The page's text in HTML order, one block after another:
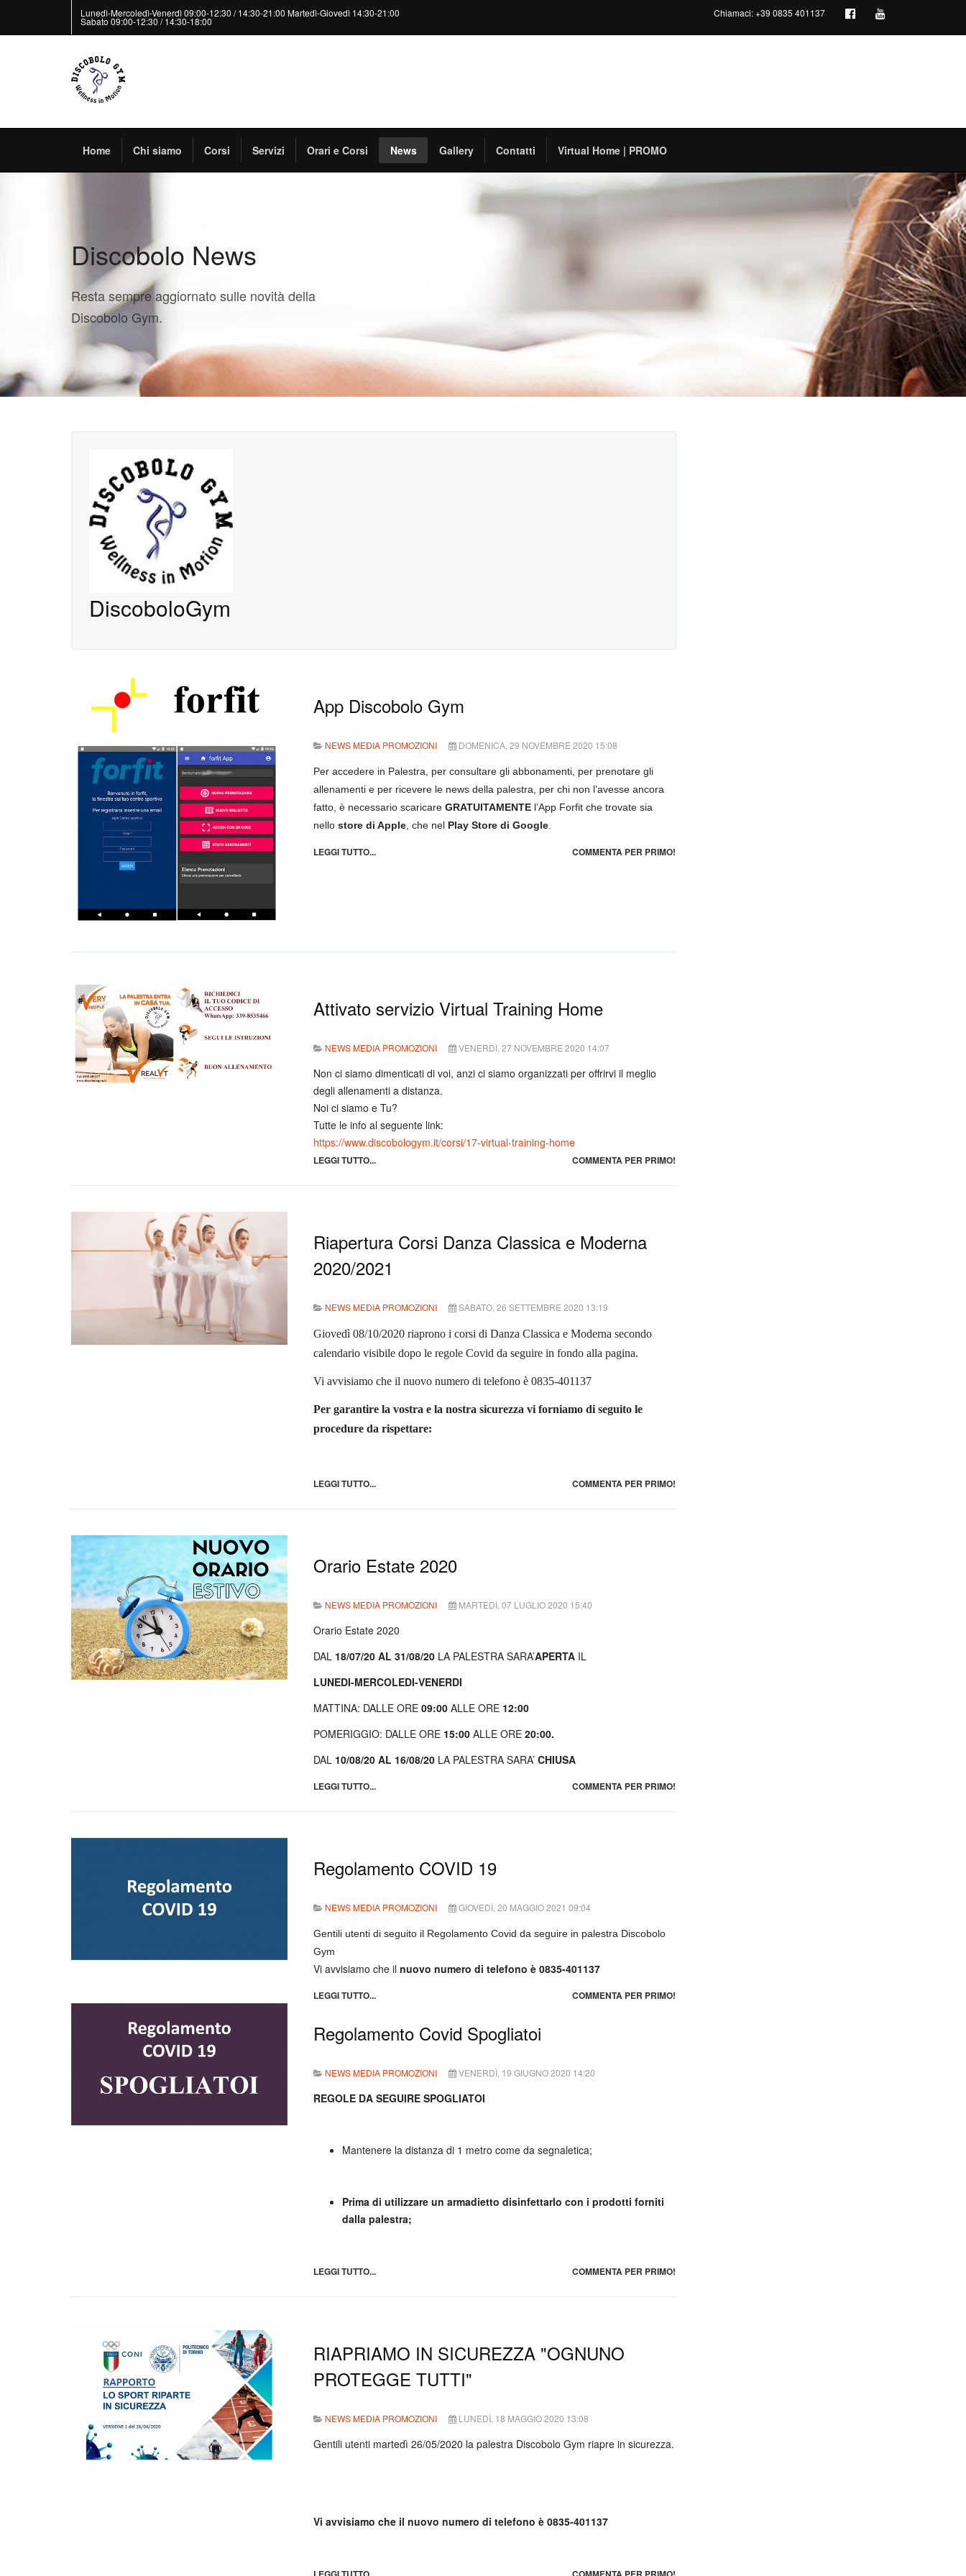
Lunedì-Mercoledì-Venerdì 09:00-12:30 / 14:30-21:00 Martedì-Giovedì 14:30-21:00
Sabato 09:00-12:30 / 14:30-18:00
Chiamaci:+39 0835 401137
Home Chi siamo Corsi Servizi Orari e Corsi News Gallery Contatti Virtual Home | PROMO
Discobolo News
Resta sempre aggiornato sulle novità della
Discobolo Gym.
DiscoboloGym
App Discobolo Gym
NEWS MEDIA PROMOZIONI DOMENICA, 29 NOVEMBRE 2020 15:08
Per accedere in Palestra, per consultare gli abbonamenti, per prenotare gli
allenamenti e per ricevere le news della palestra, per chi non l’avesse ancora
fatto, è necessario scaricare GRATUITAMENTEl’App Forfit che trovate sia
nello store di Apple, che nel Play Store di Google.
COMMENTA PER PRIMO!
LEGGI TUTTO...
Attivato servizio Virtual Training Home
NEWS MEDIA PROMOZIONI VENERDÌ, 27 NOVEMBRE 2020 14:07
Non ci siamo dimenticati di voi, anzi ci siamo organizzati per offrirvi il meglio
degli allenamenti a distanza.
Noi ci siamo e Tu?
Tutte le info al seguente link:
https://www.discobologym.it/corsi/17-virtual-training-home
COMMENTA PER PRIMO!
LEGGI TUTTO...
Riapertura Corsi Danza Classica e Moderna
2020/2021
NEWS MEDIA PROMOZIONI SABATO, 26 SETTEMBRE 2020 13:19
Giovedì 08/10/2020 riaprono i corsi di Danza Classica e Moderna secondo
calendario visibile dopo le regole Covid da seguire in fondo alla pagina.
Vi avvisiamo che il nuovo numero di telefono è 0835-401137
Per garantire la vostra e la nostra sicurezza vi forniamo di seguito le
procedure da rispettare:
COMMENTA PER PRIMO!
LEGGI TUTTO...
Orario Estate 2020
NEWS MEDIA PROMOZIONI MARTEDÌ, 07 LUGLIO 2020 15:40
Orario Estate 2020
DAL 18/07/20 AL 31/08/20 LA PALESTRA SARA’APERTAIL
LUNEDI-MERCOLEDI-VENERDI
MATTINA: DALLE ORE 09:00ALLE ORE 12:00
POMERIGGIO: DALLE ORE 15:00ALLE ORE 20:00.
DAL 10/08/20 AL 16/08/20LA PALESTRA SARA’ CHIUSA
COMMENTA PER PRIMO!
LEGGI TUTTO...
Regolamento COVID 19
NEWS MEDIA PROMOZIONI GIOVEDÌ, 20 MAGGIO 2021 09:04
Gentili utenti di seguito il Regolamento Covid da seguire in palestra Discobolo
Gym
Vi avvisiamo che il nuovo numero di telefono è 0835-401137
COMMENTA PER PRIMO!
LEGGI TUTTO...
Regolamento Covid Spogliatoi
NEWS MEDIA PROMOZIONI VENERDÌ, 19 GIUGNO 2020 14:20
REGOLE DA SEGUIRE SPOGLIATOI
Mantenere la distanza di 1 metro come da segnaletica;
Prima di utilizzare un armadietto disinfettarlo con i prodotti forniti
dalla palestra;
COMMENTA PER PRIMO!
LEGGI TUTTO...
RIAPRIAMO IN SICUREZZA "OGNUNO
PROTEGGE TUTTI"
NEWS MEDIA PROMOZIONI LUNEDÌ, 18 MAGGIO 2020 13:08
Gentili utenti martedì 26/05/2020 la palestra Discobolo Gym riapre in sicurezza.
Vi avvisiamo che il nuovo numero di telefono è 0835-401137